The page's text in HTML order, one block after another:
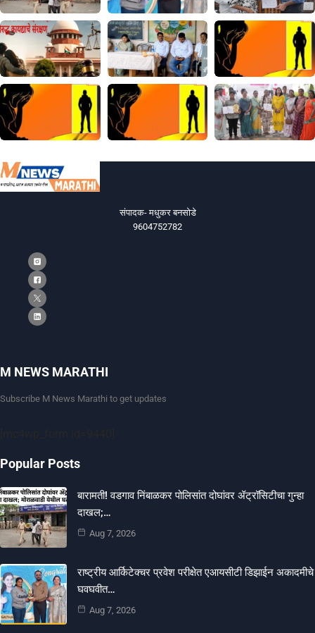
संपादक- मधुकर बनसोडे
9604752782
M NEWS MARATHI
Subscribe M News Marathi to get updates
Popular Posts
बारामती! वडगाव निंबाळकर पोलिसांत दोघांवर ॲट्रॉसिटीचा गुन्हा
दाखल;…
Aug 7, 2026
राष्ट्रीय आर्किटेक्चर प्रवेश परीक्षेत एआयसीटी डिझाईन अकादमीचे
घवघवीत…
Aug 7, 2026